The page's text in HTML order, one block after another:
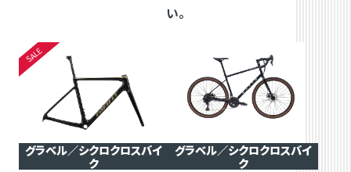
い。
グラベル／シクロクロスバイ
ク
グラベル／シクロクロスバイ
ク